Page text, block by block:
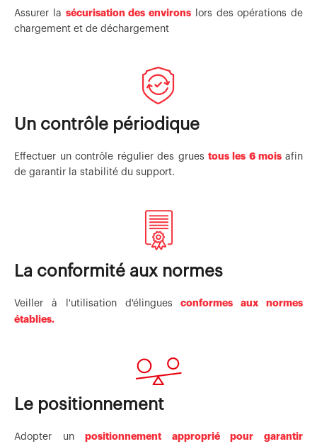
Assurer la sécurisation des environs lors des opérations de
chargement et de déchargement
Un contrôle périodique
Effectuer un contrôle régulier des grues tous les 6 mois afin
de garantir la stabilité du support.
La conformité aux normes
Veiller à l'utilisation d'élingues conformes aux normes
établies.
Le positionnement
Adopter unpositionnement approprié pour garantir